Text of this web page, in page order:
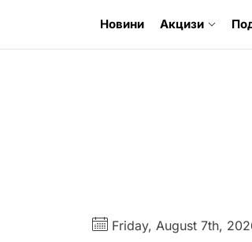
the
Новини Акцизи
Friday, August 7th,